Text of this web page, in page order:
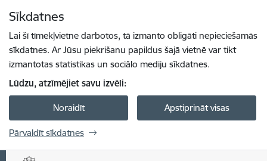
Sīkdatnes
Lai šī tīmekļvietne darbotos, tā izmanto obligāti nepieciešamās
sīkdatnes. Ar Jūsu piekrišanu papildus šajā vietnē var tikt
izmantotas statistikas un sociālo mediju sīkdatnes.
Lūdzu, atzīmējiet savu izvēli:
Noraidīt Apstiprināt visas
Pārvaldīt sīkdatnes